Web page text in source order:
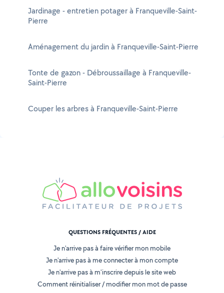
Jardinage - entretien potager à Franqueville-Saint-
Pierre
Aménagement du jardin à Franqueville-Saint-Pierre
Tonte de gazon - Débroussaillage à Franqueville-
Saint-Pierre
Couper les arbres à Franqueville-Saint-Pierre
QUESTIONS FRÉQUENTES / AIDE
Je n'arrive pas à faire vérifier mon mobile
Je n'arrive pas à me connecter à mon compte
Je n'arrive pas à m'inscrire depuis le site web
Comment réinitialiser / modifier mon mot de passe